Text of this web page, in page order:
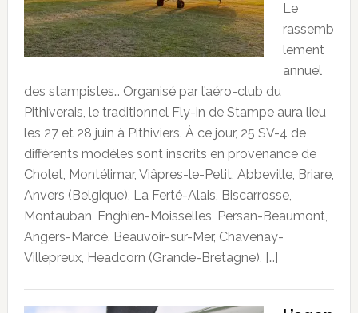
Le
rassemb
lement
annuel
des stampistes… Organisé par l’aéro-club du
Pithiverais, le traditionnel Fly-in de Stampe aura lieu
les 27 et 28 juin à Pithiviers. À ce jour, 25 SV-4 de
différents modèles sont inscrits en provenance de
Cholet, Montélimar, Viâpres-le-Petit, Abbeville, Briare,
Anvers (Belgique), La Ferté-Alais, Biscarrosse,
Montauban, Enghien-Moisselles, Persan-Beaumont,
Angers-Marcé, Beauvoir-sur-Mer, Chavenay-
Villepreux, Headcorn (Grande-Bretagne), […]